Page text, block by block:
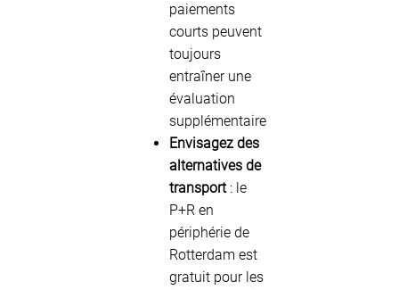
paiements
courts peuvent
toujours
entraîner une
évaluation
supplémentaire
Envisagez des
alternatives de
transport: le
P+R en
périphérie de
Rotterdam est
gratuit pour les